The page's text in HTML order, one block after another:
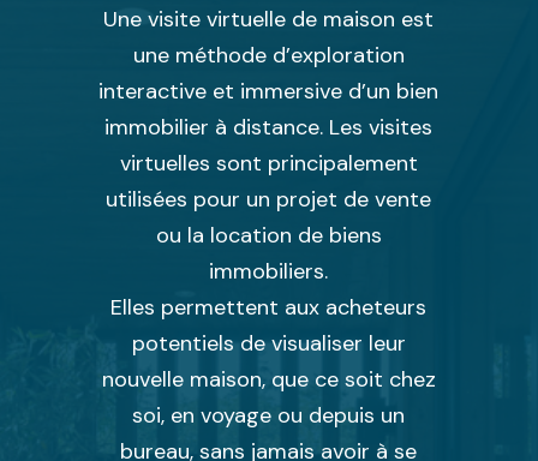
Une visite virtuelle de maison est
une méthode d’exploration
interactive et immersive d’un bien
immobilier à distance. Les visites
virtuelles sont principalement
utilisées pour un projet de vente
ou la location de biens
immobiliers.
Elles permettent aux acheteurs
potentiels de visualiser leur
nouvelle maison, que ce soit chez
soi, en voyage ou depuis un
bureau, sans jamais avoir à se